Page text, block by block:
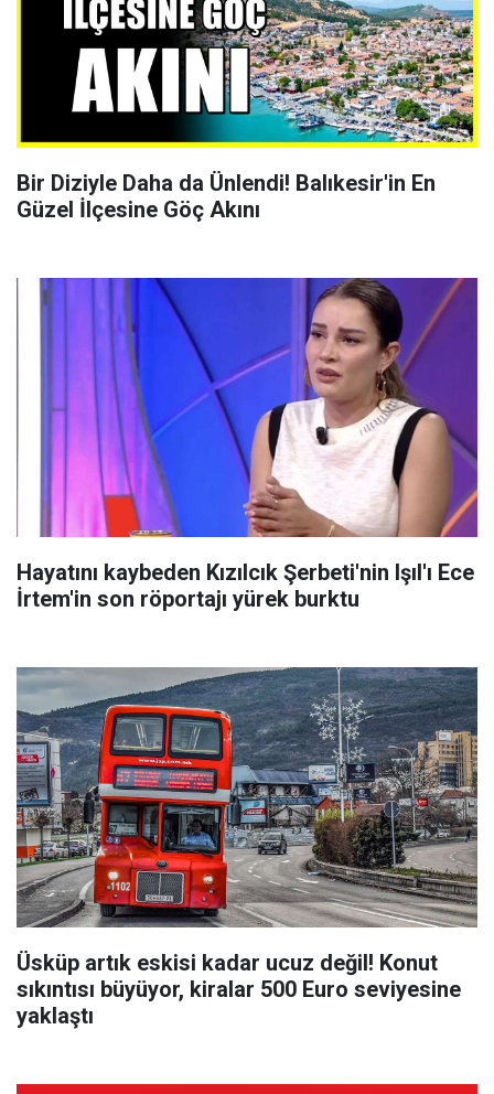
Bir Diziyle Daha da Ünlendi! Balıkesir'in En
Güzel İlçesine Göç Akını
Hayatını kaybeden Kızılcık Şerbeti'nin Işıl'ı Ece
İrtem'in son röportajı yürek burktu
Üsküp artık eskisi kadar ucuz değil! Konut
sıkıntısı büyüyor, kiralar 500 Euro seviyesine
yaklaştı